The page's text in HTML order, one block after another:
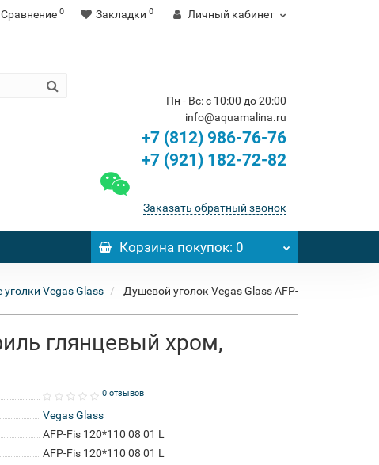
Сравнение 0 Закладки 0 Личный кабинет
Пн - Вс: с 10:00 до 20:00
info@aquamalina.ru
+7 (812) 986-76-76
+7 (921) 182-72-82
Заказать обратный звонок
Корзинапокупок: 0
Vegas Glass
Душевой уголок Vegas Glass AFP-
глянцевый хром,
0 отзывов
Vegas Glass
AFP-Fis 120*110 08 01 L
AFP-Fis 120*110 08 01 L